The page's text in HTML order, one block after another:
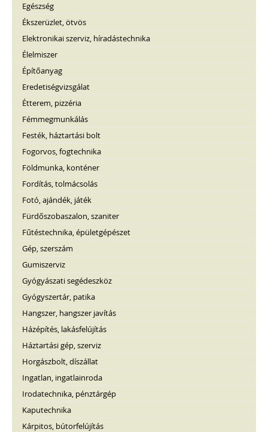
Egészség
Ékszerüzlet, ötvös
Elektronikai szerviz, híradástechnika
Élelmiszer
Építőanyag
Eredetiségvizsgálat
Étterem, pizzéria
Fémmegmunkálás
Festék, háztartási bolt
Fogorvos, fogtechnika
Földmunka, konténer
Fordítás, tolmácsolás
Fotó, ajándék, játék
Fürdőszobaszalon, szaniter
Fűtéstechnika, épületgépészet
Gép, szerszám
Gumiszerviz
Gyógyászati segédeszköz
Gyógyszertár, patika
Hangszer, hangszer javítás
Házépítés, lakásfelújítás
Háztartási gép, szerviz
Horgászbolt, díszállat
Ingatlan, ingatlainroda
Irodatechnika, pénztárgép
Kaputechnika
Kárpitos, bútorfelújítás